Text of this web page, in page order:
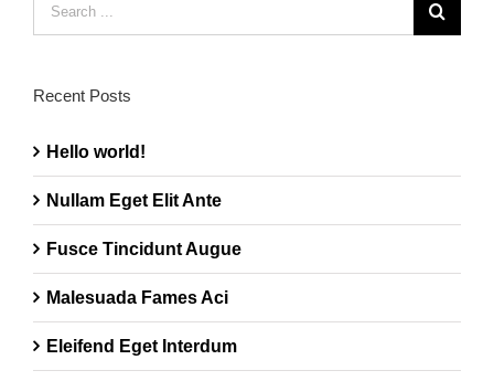
Recent Posts
Hello world!
Nullam Eget Elit Ante
Fusce Tincidunt Augue
Malesuada Fames Aci
Eleifend Eget Interdum